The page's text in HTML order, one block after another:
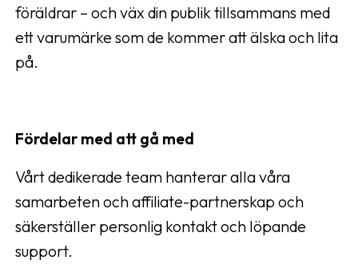
föräldrar – och väx din publik tillsammans med
ett varumärke som de kommer att älska och lita
på.
Fördelar med att gå med
Vårt dedikerade team hanterar alla våra
samarbeten och affiliate-partnerskap och
säkerställer personlig kontakt och löpande
support.